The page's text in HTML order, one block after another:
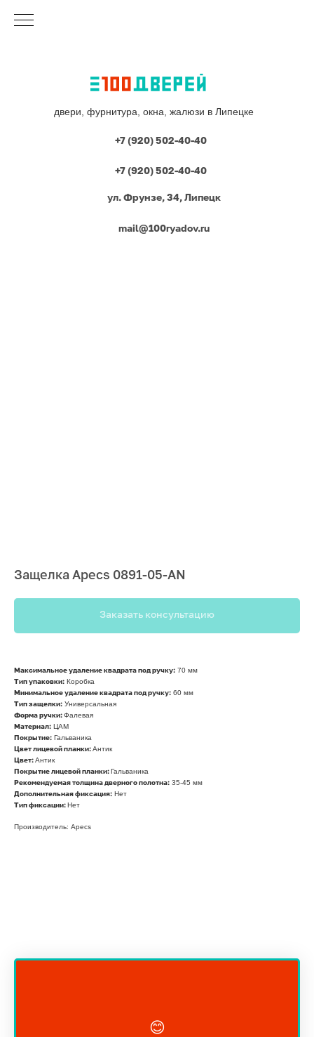
двери, фурнитура, окна, жалюзи в Липецке
+7 (920) 502-40-40
+7 (920) 502-40-40
ул. Фрунзе, 34, Липецк
mail@100ryadov.ru
Защелка Apecs 0891-05-АN
Заказать консультацию
Максимальное удаление квадрата под ручку: 70 мм
Тип упаковки: Коробка
Минимальное удаление квадрата под ручку: 60 мм
Тип защелки: Универсальная
Форма ручки: Фалевая
Материал: ЦАМ
Покрытие: Гальваника
Цвет лицевой планки: Антик
Цвет: Антик
Покрытие лицевой планки: Гальваника
Рекомендуемая толщина дверного полотна: 35-45 мм
Дополнительная фиксация: Нет
Тип фиксации: Нет
Производитель: Apecs
😊